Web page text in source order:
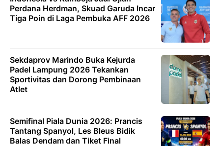
Perdana Herdman, Skuad Garuda Incar
Tiga Poin di Laga Pembuka AFF 2026
Sekdaprov Marindo Buka Kejurda
Padel Lampung 2026 Tekankan
Sportivitas dan Dorong Pembinaan
Atlet
Semifinal Piala Dunia 2026: Prancis
Tantang Spanyol, Les Bleus Bidik
Balas Dendam dan Tiket Final